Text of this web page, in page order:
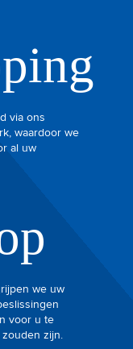
via ons
waardoor we
al uw
we uw
voor u te
zijn.